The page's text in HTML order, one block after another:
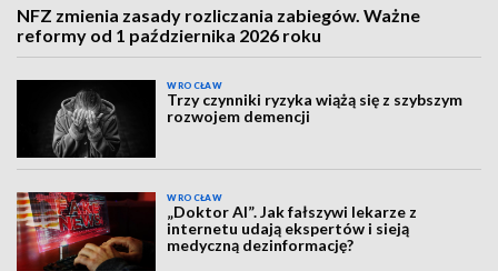
NFZ zmienia zasady rozliczania zabiegów. Ważne
reformy od 1 października 2026 roku
WROCŁAW
Trzy czynniki ryzyka wiążą się z szybszym
rozwojem demencji
WROCŁAW
„Doktor AI”. Jak fałszywi lekarze z
internetu udają ekspertów i sieją
medyczną dezinformację?